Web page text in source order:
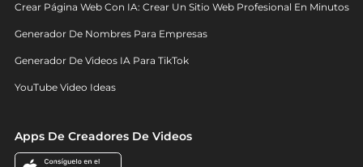
Crear Página Web Con IA: Crear Un Sitio Web Profesional En Minutos
Generador De Nombres Para Empresas
Generador De Videos IA Para TikTok
YouTube Video Ideas
Apps De Creadores De Videos